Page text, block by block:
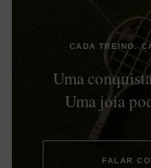
CADA TREINO.
Uma
Uma joia
FALAR